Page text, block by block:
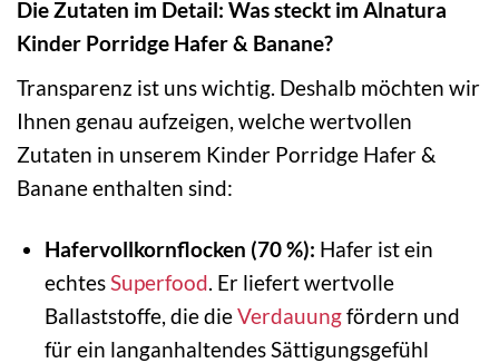
Die Zutaten im Detail: Was steckt im Alnatura
Kinder Porridge Hafer & Banane?
Transparenz ist uns wichtig. Deshalb möchten wir
Ihnen genau aufzeigen, welche wertvollen
Zutaten in unserem Kinder Porridge Hafer &
Banane enthalten sind:
Hafervollkornflocken (70 %): Hafer ist ein
echtes Superfood . Er liefert wertvolle
Ballaststoffe, die dieVerdauungfördern und
für ein langanhaltendes Sättigungsgefühl